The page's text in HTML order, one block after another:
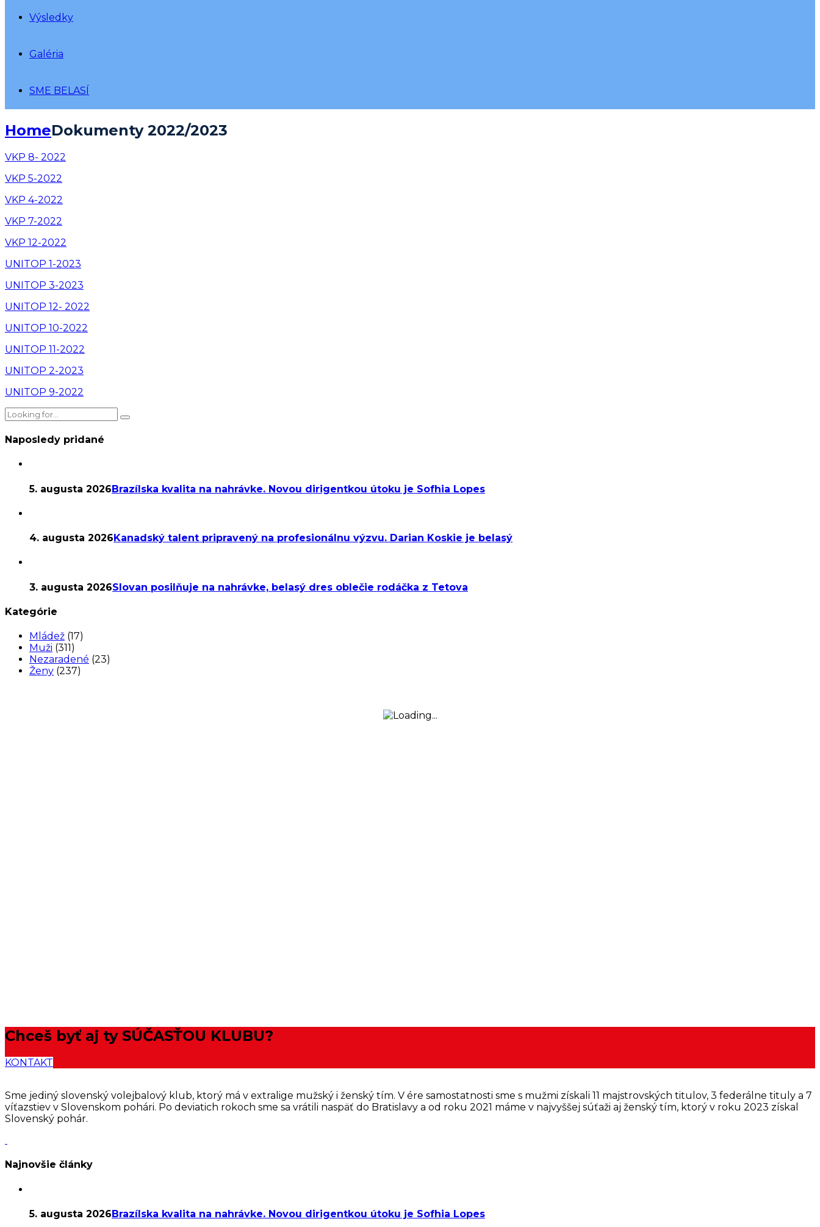
Výsledky
Galéria
SME BELASÍ
HomeDokumenty 2022/2023
VKP 8- 2022
VKP 5-2022
VKP 4-2022
VKP 7-2022
VKP 12-2022
UNITOP 1-2023
UNITOP 3-2023
UNITOP 12- 2022
UNITOP 10-2022
UNITOP 11-2022
UNITOP 2-2023
UNITOP 9-2022
Naposledy pridané
5. augusta 2026Brazílska kvalita na nahrávke. Novou dirigentkou útoku je Sofhia Lopes
4. augusta 2026Kanadský talent pripravený na profesionálnu výzvu. Darian Koskie je belasý
3. augusta 2026Slovan posilňuje na nahrávke, belasý dres oblečie rodáčka z Tetova
Kategórie
Mládež (17)
Muži (311)
Nezaradené (23)
Ženy (237)
Chceš byť aj ty SÚČASŤOU KLUBU?
KONTAKT
Sme jediný slovenský volejbalový klub, ktorý má v extralige mužský i ženský tím. V ére samostatnosti sme s mužmi získali 11 majstrovských titulov, 3 federálne tituly a 7
víťazstiev v Slovenskom pohári. Po deviatich rokoch sme sa vrátili naspäť do Bratislavy a od roku 2021 máme v najvyššej súťaži aj ženský tím, ktorý v roku 2023 získal
Slovenský pohár.
Najnovšie články
5. augusta 2026Brazílska kvalita na nahrávke. Novou dirigentkou útoku je Sofhia Lopes